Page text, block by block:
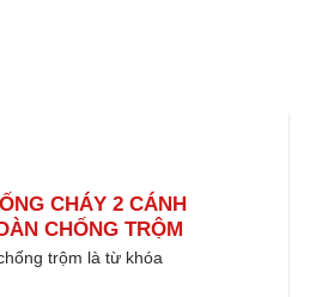
CHÁY 2 CÁNH
CHỐNG TRỘM
trộm là từ khóa